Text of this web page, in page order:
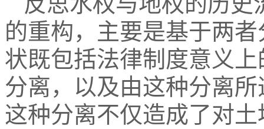
的重构，主要是基于两
状既包括法律制度意义
分离，以及由这种分离
这种分离不仅造成了对